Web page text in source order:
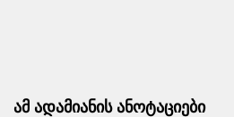
ამ ადამიანის ანოტაციები